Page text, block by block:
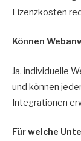
Lizenzkosten
Können
Ja, individuelle
und können
Integrationen
Für welche